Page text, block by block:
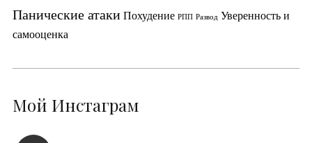
Панические атаки Похудение РПП Развод Уверенность и
самооценка
Мой Инстаграм